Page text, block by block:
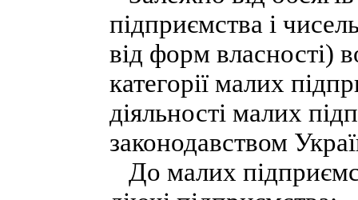
підприємства і
від форм власності)
категорії малих
діяльності малих
законодавством
До малих